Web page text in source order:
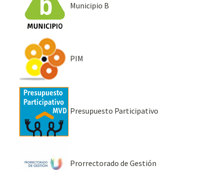
Municipio B
PIM
Presupuesto Participativo
Prorrectorado de Gestión